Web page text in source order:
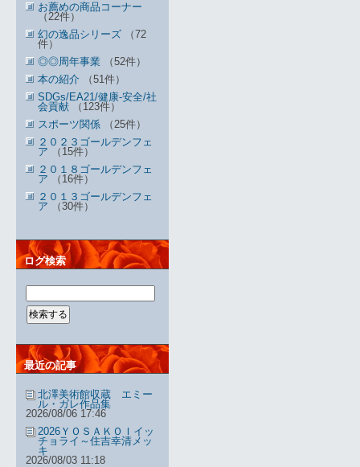
お薦めの商品コーナー
（22件）
幻の逸品シリーズ （72
件）
◎◎周年事業 （52件）
本の紹介 （51件）
SDGs/EA21/健康-安全/社
会貢献 （123件）
スポーツ関係 （25件）
２０２３ゴールデンフェ
ア （15件）
２０１８ゴールデンフェ
ア （16件）
２０１３ゴールデンフェ
ア （30件）
ログ検索
最近の記事
北澤美術館収蔵 エミー
ル・ガレ作品集
2026/08/06 17:46
2026ＹＯＳＡＫＯＩイッ
チョライ～住吉幸清メッ
キ
2026/08/03 11:18